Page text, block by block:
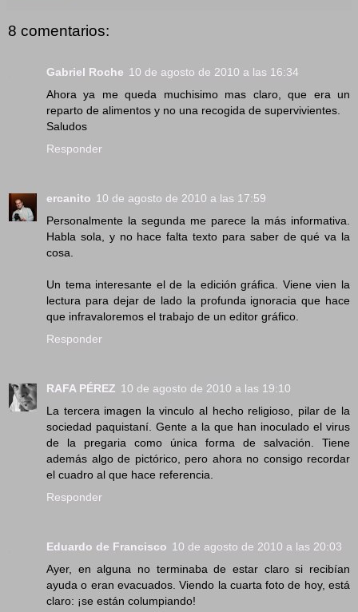
8 comentarios:
Gabriel Roche 10 de agosto de 2010 a las 16:34
Ahora ya me queda muchisimo mas claro, que era un
reparto de alimentos y no una recogida de supervivientes.
Saludos
Responder
ercanito 10 de agosto de 2010 a las 17:59
Personalmente la segunda me parece la más informativa.
Habla sola, y no hace falta texto para saber de qué va la
cosa.
Un tema interesante el de la edición gráfica. Viene vien la
lectura para dejar de lado la profunda ignoracia que hace
que infravaloremos el trabajo de un editor gráfico.
Responder
RAFA PÉREZ 10 de agosto de 2010 a las 19:10
La tercera imagen la vinculo al hecho religioso, pilar de la
sociedad paquistaní. Gente a la que han inoculado el virus
de la pregaria como única forma de salvación. Tiene
además algo de pictórico, pero ahora no consigo recordar
el cuadro al que hace referencia.
Responder
Eduardo de Francisco 10 de agosto de 2010 a las 20:03
Ayer, en alguna no terminaba de estar claro si recibían
ayuda o eran evacuados. Viendo la cuarta foto de hoy, está
claro: ¡se están columpiando!